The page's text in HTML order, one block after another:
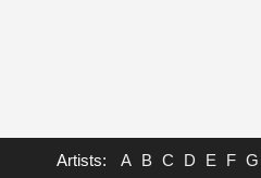
Artists: A B C D E F G